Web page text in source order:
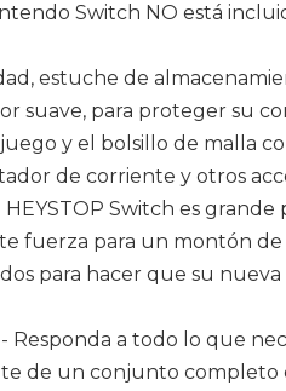
Switch NO está
estuche de
suave, para proteger su
y el bolsillo de malla
de corriente y otros
Switch es
fuerza para un montón de
para hacer que su nueva
a todo lo que
de un conjunto completo